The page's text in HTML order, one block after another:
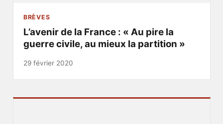
BRÈVES
L’avenir de la France : « Au pire la
guerre civile, au mieux la partition »
29 février 2020